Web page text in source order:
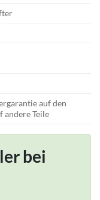
auf den
andere Teile
bei